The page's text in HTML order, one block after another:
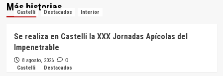
Más historias
Castelli Destacados Interior
Se realiza en Castelli la XXX Jornadas Apícolas del
Impenetrable
8 agosto, 2026 0
Castelli Destacados